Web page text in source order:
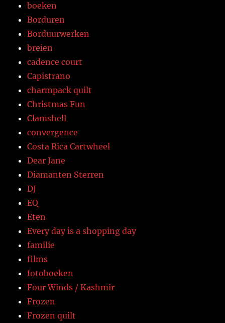
boeken
Borduren
Borduurwerken
breien
cadence court
Capistrano
charmpack quilt
Christmas Fun
Clamshell
convergence
Costa Rica Cartwheel
Dear Jane
Diamanten Sterren
DJ
EQ
Eten
Every day is a shopping day
familie
films
fotoboeken
Four Winds / Kashmir
Frozen
Frozen quilt